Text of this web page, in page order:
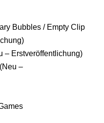
Bubbles / Empty Clip
– Erstveröffentlichung)
–